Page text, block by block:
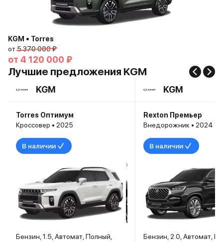
KGM • Torres
от5 370 000 ₽
от 4 120 000 ₽
Лучшие предложения KGM
KGM
Torres Оптимум
Кроссовер • 2025
В наличии
Бензин, 1.5, Автомат, Полный,
KGM
Rexton Премьер
Внедорожник • 2024
В наличии
Бензин, 2.0, Автомат,